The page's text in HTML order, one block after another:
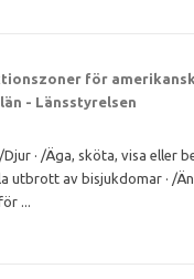
för
- Länsstyrelsen
· /Äga, sköta, visa eller
utbrott av bisjukdomar · /
...